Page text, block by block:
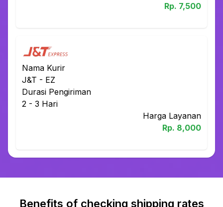
Rp. 7,500
Nama Kurir
J&T - EZ
Durasi Pengiriman
2 - 3 Hari
Harga Layanan
Rp. 8,000
Benefits of checking shipping rates